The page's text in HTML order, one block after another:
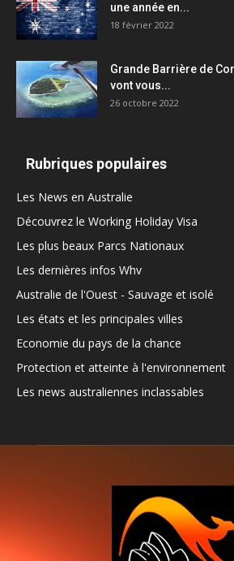
une année en...
18 février 2022
Grande Barrière de
vont vous...
26 octobre 2022
Rubriques populaires
Les News en Australie
Découvrez le Working Holiday Visa
Les plus beaux Parcs Nationaux
Les dernières infos Whv
Australie de l'Ouest - Sauvage et isolé
Les états et les principales villes
Economie du pays de la chance
Protection et atteinte à l'environnement
Les news australiennes inclassables